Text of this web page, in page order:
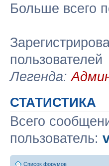
Больше всего
пользователей
Легенда:
СТАТИСТИКА
Всего
пользователь:
Список форумов